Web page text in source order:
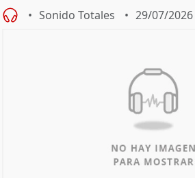
Sonido Totales 29/07/2026